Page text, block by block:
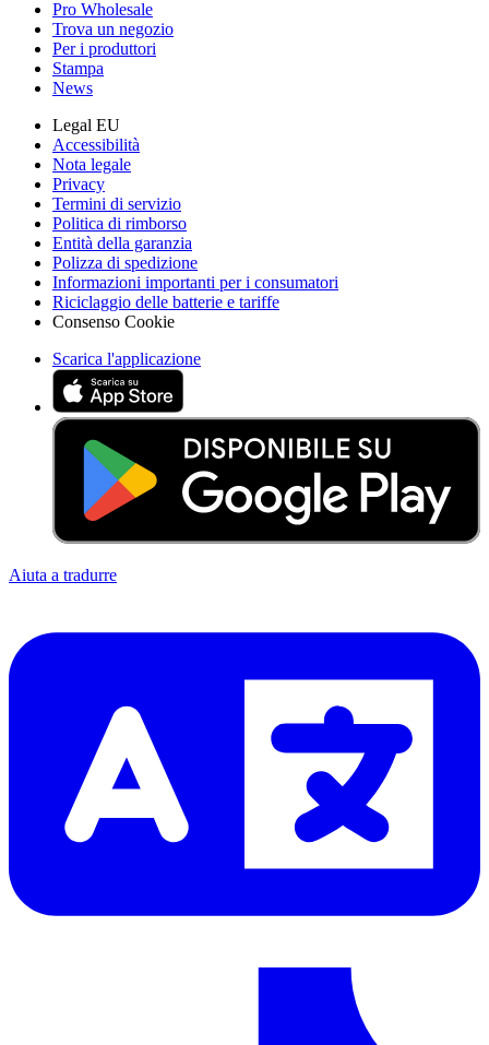
Pro Wholesale
Trova un negozio
Per i produttori
Stampa
News
Legal EU
Accessibilità
Nota legale
Privacy
Termini di servizio
Politica di rimborso
Entità della garanzia
Polizza di spedizione
Informazioni importanti per i consumatori
Riciclaggio delle batterie e tariffe
Consenso Cookie
Scarica l'applicazione
Aiuta a tradurre